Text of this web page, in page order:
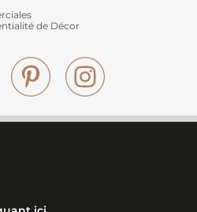
de Décor
YouTube Pinterest